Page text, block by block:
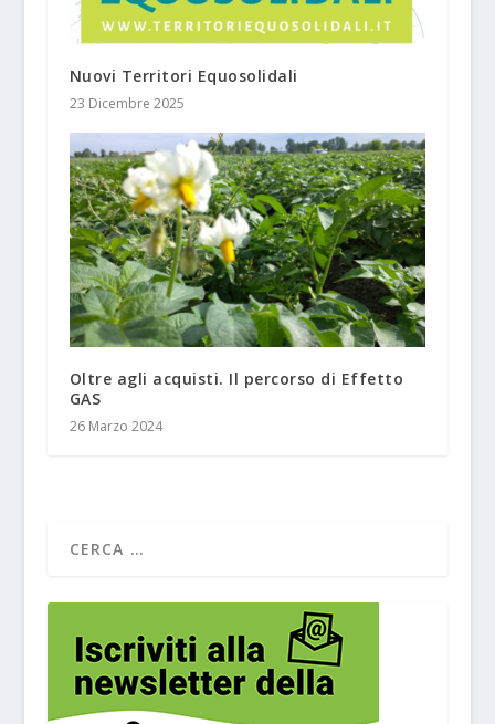
Nuovi Territori Equosolidali
23 Dicembre 2025
Oltre agli acquisti. Il percorso di Effetto
GAS
26 Marzo 2024